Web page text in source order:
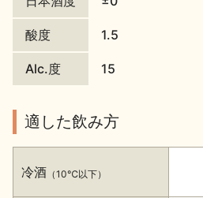
地酒・イベント情報
イベント情報TOP
酸度 1.5
Alc.度 15
適した飲み方
冷酒 （10℃以下）